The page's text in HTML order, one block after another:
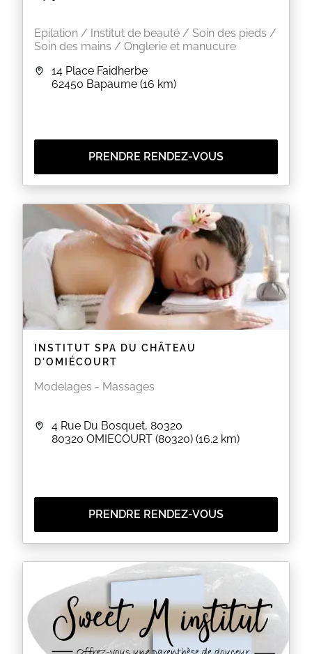
Epilation / Institut de beauté / Soin des pieds /
Soin des mains / Onglerie et manucure
14 Place Faidherbe
62450 Bapaume (16 km)
PRENDRE RENDEZ-VOUS
INSTITUT SPA DU CHÂTEAU
D'OMIÉCOURT
Modelages - Massages
4 Rue Du Bosquet, 80320
80320 OMIECOURT (80320) (16.2 km)
PRENDRE RENDEZ-VOUS